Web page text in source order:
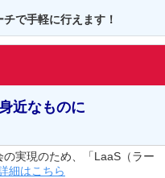
で手軽に行えます！
近なものに
実現のため、「LaaS（ラー
細はこちら